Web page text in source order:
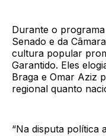
Durante o
Senado e da
cultura popular
Garantido. Eles
Braga e Omar Aziz
regional quanto
“Na disputa política